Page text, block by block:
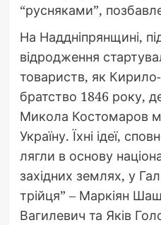
“русняками”,
На Наддніпрянщині,
відродження
товариств, як
братство 1846 року,
Микола Костомаров
Україну. Їхні ідеї,
лягли в основу
західних землях, у
трійця” – Маркіян
Вагилевич та Яків